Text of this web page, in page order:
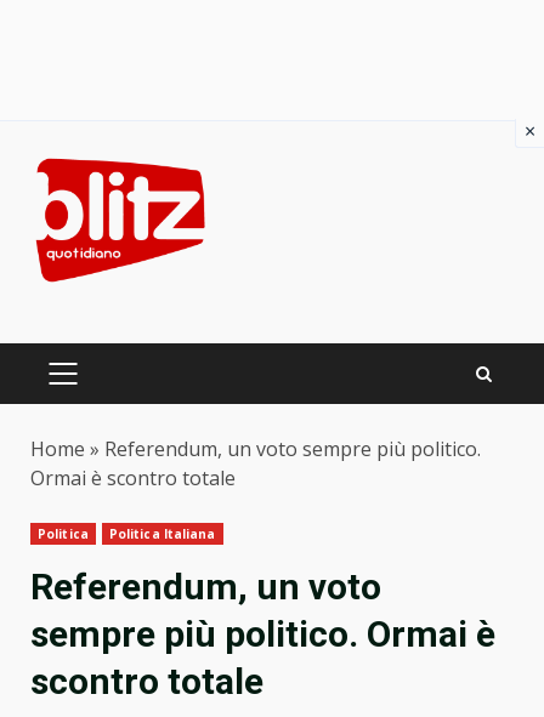
content
PRIMARY
Home » Referendum, un voto sempre più politico.
Ormai è scontro totale
Politica Politica Italiana
Referendum, un voto
sempre più politico. Ormai è
scontro totale
×